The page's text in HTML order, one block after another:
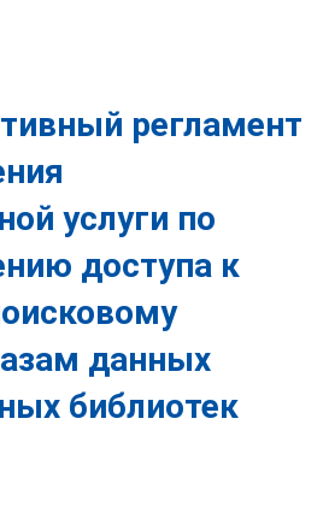
регламент
услуги по
доступа к
данных
библиотек